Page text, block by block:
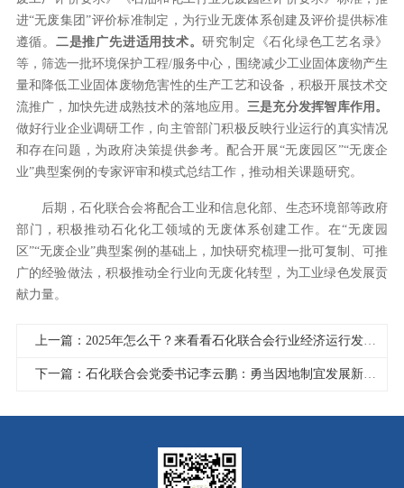
进“无废集团”评价标准制定，为行业无废体系创建及评价提供标准
遵循。 二是推广先进适用技术。研究制定《石化绿色工艺名录》
等，筛选一批环境保护工程/服务中心，围绕减少工业固体废物产生
量和降低工业固体废物危害性的生产工艺和设备，积极开展技术交
流推广，加快先进成熟技术的落地应用。 三是充分发挥智库作用。
做好行业企业调研工作，向主管部门积极反映行业运行的真实情况
和存在问题，为政府决策提供参考。配合开展“无废园区”“无废企
业”典型案例的专家评审和模式总结工作，推动相关课题研究。
后期，石化联合会将配合工业和信息化部、生态环境部等政府
部门，积极推动石化化工领域的无废体系创建工作。在“无废园
区”“无废企业”典型案例的基础上，加快研究梳理一批可复制、可推
广的经验做法，积极推动全行业向无废化转型，为工业绿色发展贡
献力量。
上一篇：2025年怎么干？来看看石化联合会行业经济运行发布会报告（全文）
下一篇：石化联合会党委书记李云鹏：勇当因地制宜发展新质生产力的排头兵